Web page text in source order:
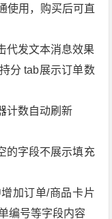
使用，购买后可直
代发文本消息效果
分 tab展示订单数
计数自动刷新
的字段不展示填充
加订单/商品卡片
编号等字段内容